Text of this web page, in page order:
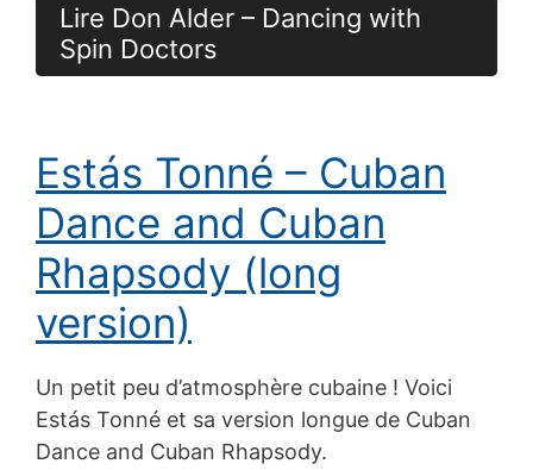
Lire Don Alder – Dancing with
Spin Doctors
Estás Tonné – Cuban
Dance and Cuban
Rhapsody (long
version)
Un petit peu d’atmosphère cubaine ! Voici
Estás Tonné et sa version longue de Cuban
Dance and Cuban Rhapsody.